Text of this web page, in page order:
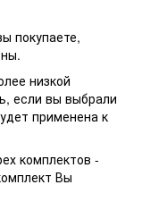
покупаете,
низкой
если вы выбрали
применена к
комплектов -
Вы